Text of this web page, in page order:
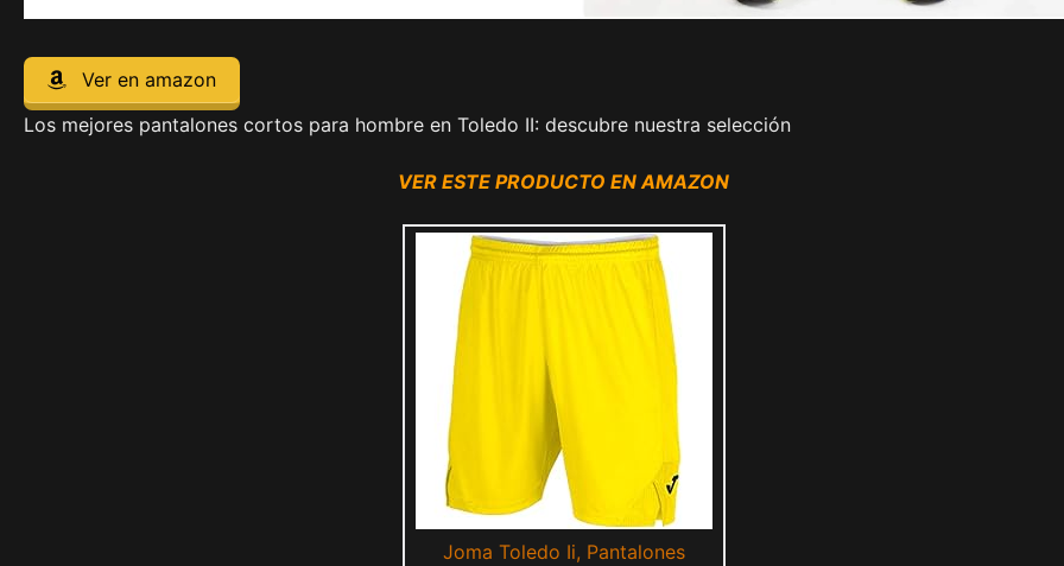
Ver en amazon
Los mejores pantalones cortos para hombre en Toledo II: descubre nuestra selección
VER ESTE PRODUCTO EN AMAZON
Joma Toledo Ii, Pantalones